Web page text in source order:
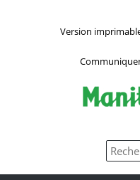
Version